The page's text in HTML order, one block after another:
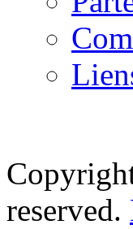
reserved.